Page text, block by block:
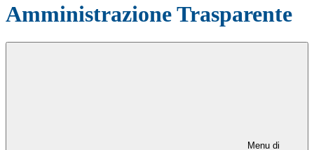
Amministrazione Trasparente
Menu di